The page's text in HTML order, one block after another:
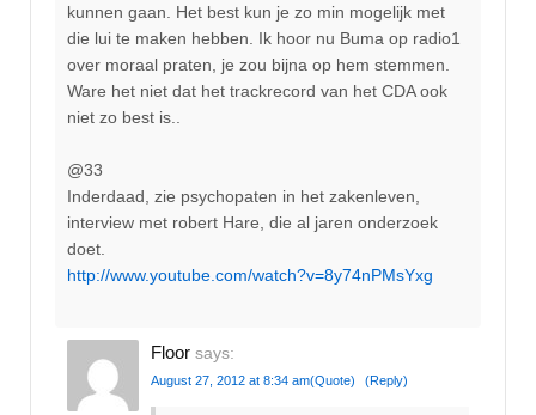
kunnen gaan. Het best kun je zo min mogelijk met
die lui te maken hebben. Ik hoor nu Buma op radio1
over moraal praten, je zou bijna op hem stemmen.
Ware het niet dat het trackrecord van het CDA ook
niet zo best is..
@33
Inderdaad, zie psychopaten in het zakenleven,
interview met robert Hare, die al jaren onderzoek
doet.
http://www.youtube.com/watch?v=8y74nPMsYxg
Floor says:
August 27, 2012 at 8:34 am(Quote) (Reply)